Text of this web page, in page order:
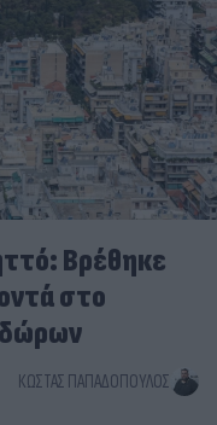
Βρέθηκε
στο
ΚΏΣΤΑΣ ΠΑΠΑΔΌΠΟΥΛΟΣ